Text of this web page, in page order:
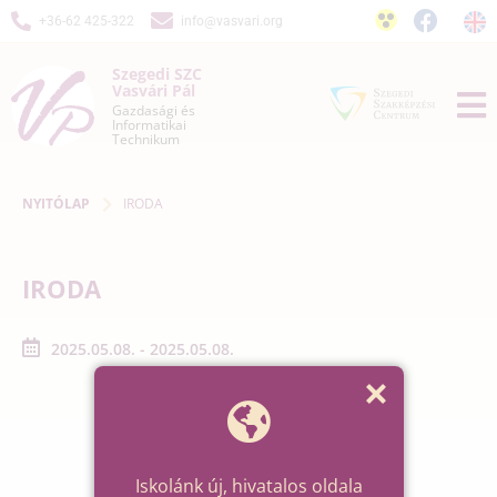
+36-62 425-322 info@vasvari.org
Szegedi SZC
Vasvári Pál
Gazdasági és
Informatikai
Technikum
NYITÓLAP IRODA
IRODA
2025.05.08. - 2025.05.08.
Iskolánk új, hivatalos oldala